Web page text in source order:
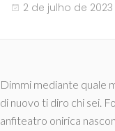
2 de julho de 2023
Dimmi mediante quale
di nuovo ti diro chi sei.
anfiteatro onirica